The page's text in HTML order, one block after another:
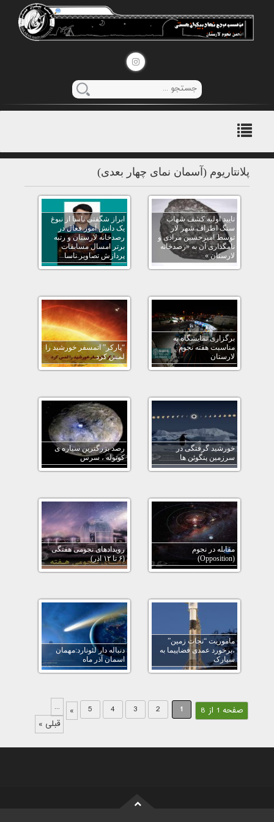
منوی
اصلی
پلانتاریوم (آسمان نمای چهار بعدی)
تایید اولیه کشف شهاب
سنگ اطراف شهر لار
توسط امیرحسین مرادی و
نامگذاری آن به «رصدخانه
لارستان »
ابراز شگفتی ناسا از نبوغ
یک دانش آموز فعال در
رصدخانه لارستان و رتبه
برتر امسال مسابقات
پردازش تصاویر ناسا
برگزاری نمایشگاه به
مناسبت هفته نجوم
لارستان
“پارکر” اتمسفر خورشید را
لمس کرد
خورشید گرفتگی در
سرزمین پنگوئن ها
رصد بزرگترین سیاره ی
کوتوله ، سرس
مقابله در نجوم
(Opposition)
رویدادهای نجومی هفتگی
(۶ تا ۱۲ اذر)
ماموریت “نجات زمین”
،برخورد عمدی فضاپیما به
سیارک
دنباله دار لئونارد:مهمان
اسمان آذر ماه
صفحه 1 از 8 1
2
3
4
5
...
»
قبلی »